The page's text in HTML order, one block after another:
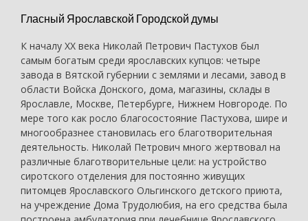
Гласный Ярославской Городской думы
К началу ХХ века Николай Петрович Пастухов был
самым богатым среди ярославских купцов: четыре
завода в Вятской губернии с землями и лесами, завод в
области Войска Донского, дома, магазины, склады в
Ярославле, Москве, Петербурге, Нижнем Новгороде. По
мере того как росло благосостояние Пастухова, шире и
многообразнее становилась его благотворительная
деятельность. Николай Петрович много жертвовал на
различные благотворительные цели: на устройство
сиротского отделения для постоянно живущих
питомцев Ярославского Ольгинского детского приюта,
на учреждение Дома Трудолюбия, на его средства была